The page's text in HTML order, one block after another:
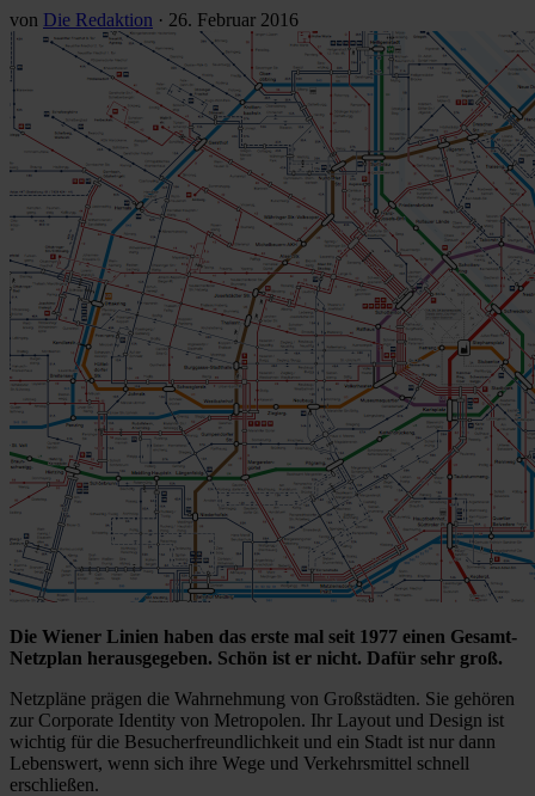
von Die Redaktion · 26. Februar 2016
Die Wiener Linien haben das erste mal seit 1977 einen Gesamt-
Netzplan herausgegeben. Schön ist er nicht. Dafür sehr groß.
Netzpläne prägen die Wahrnehmung von Großstädten. Sie gehören
zur Corporate Identity von Metropolen. Ihr Layout und Design ist
wichtig für die Besucherfreundlichkeit und ein Stadt ist nur dann
Lebenswert, wenn sich ihre Wege und Verkehrsmittel schnell
erschließen.